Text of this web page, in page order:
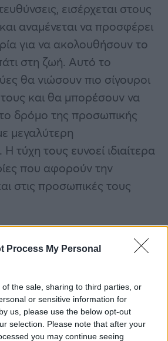
Process My Personal
the sale, sharing to third parties, or
or sensitive information for
us, please use the below opt-out
selection. Please note that after your
you may continue seeing
εισέρχεται στους
αναμένεται να προσφέρει
για να ακολουθήσουν το
στη ζωή. Αυτό το
θα νιώσουν πιο σίγουροι
τους και θα μπορέσουν να
δρόμο της προσωπικής
μεγαλύτερη
τύχη τους ευνοεί ιδιαίτερα
που αφορούν την
στις προσωπικές τους